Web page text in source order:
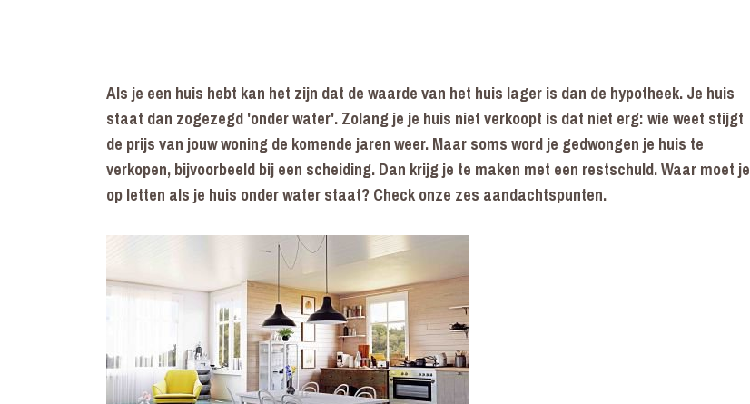
Als je een huis hebt kan het zijn dat de waarde van het huis lager is dan de hypotheek. Je huis
staat dan zogezegd 'onder water'. Zolang je je huis niet verkoopt is dat niet erg: wie weet stijgt
de prijs van jouw woning de komende jaren weer. Maar soms word je gedwongen je huis te
verkopen, bijvoorbeeld bij een scheiding. Dan krijg je te maken met een restschuld. Waar moet je
op letten als je huis onder water staat? Check onze zes aandachtspunten.